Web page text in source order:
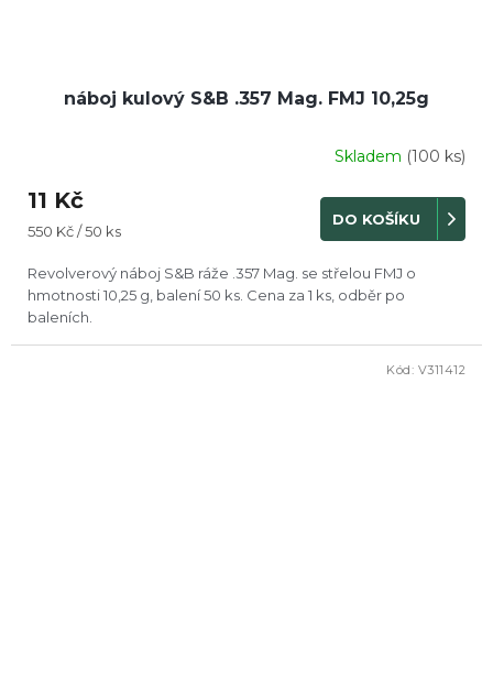
náboj kulový S&B .357 Mag. FMJ 10,25g
produktu
je
5,0
z
5
hvězdiček.
Skladem (100 ks)
11 Kč
Měrná
550 Kč / 50 ks
DO KOŠÍKU
Revolverový náboj S&B ráže .357 Mag. se střelou FMJ o
hmotnosti 10,25 g, balení 50 ks. Cena za 1 ks, odběr po
baleních.
Kód: V311412